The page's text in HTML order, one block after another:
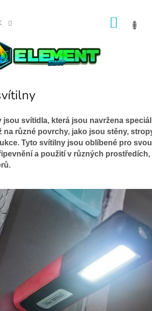
jsou svítidla, která jsou navržena
na různé povrchy, jako jsou stěny,
Tyto svítilny jsou oblíbené pro svou
a použití v různých prostředích,